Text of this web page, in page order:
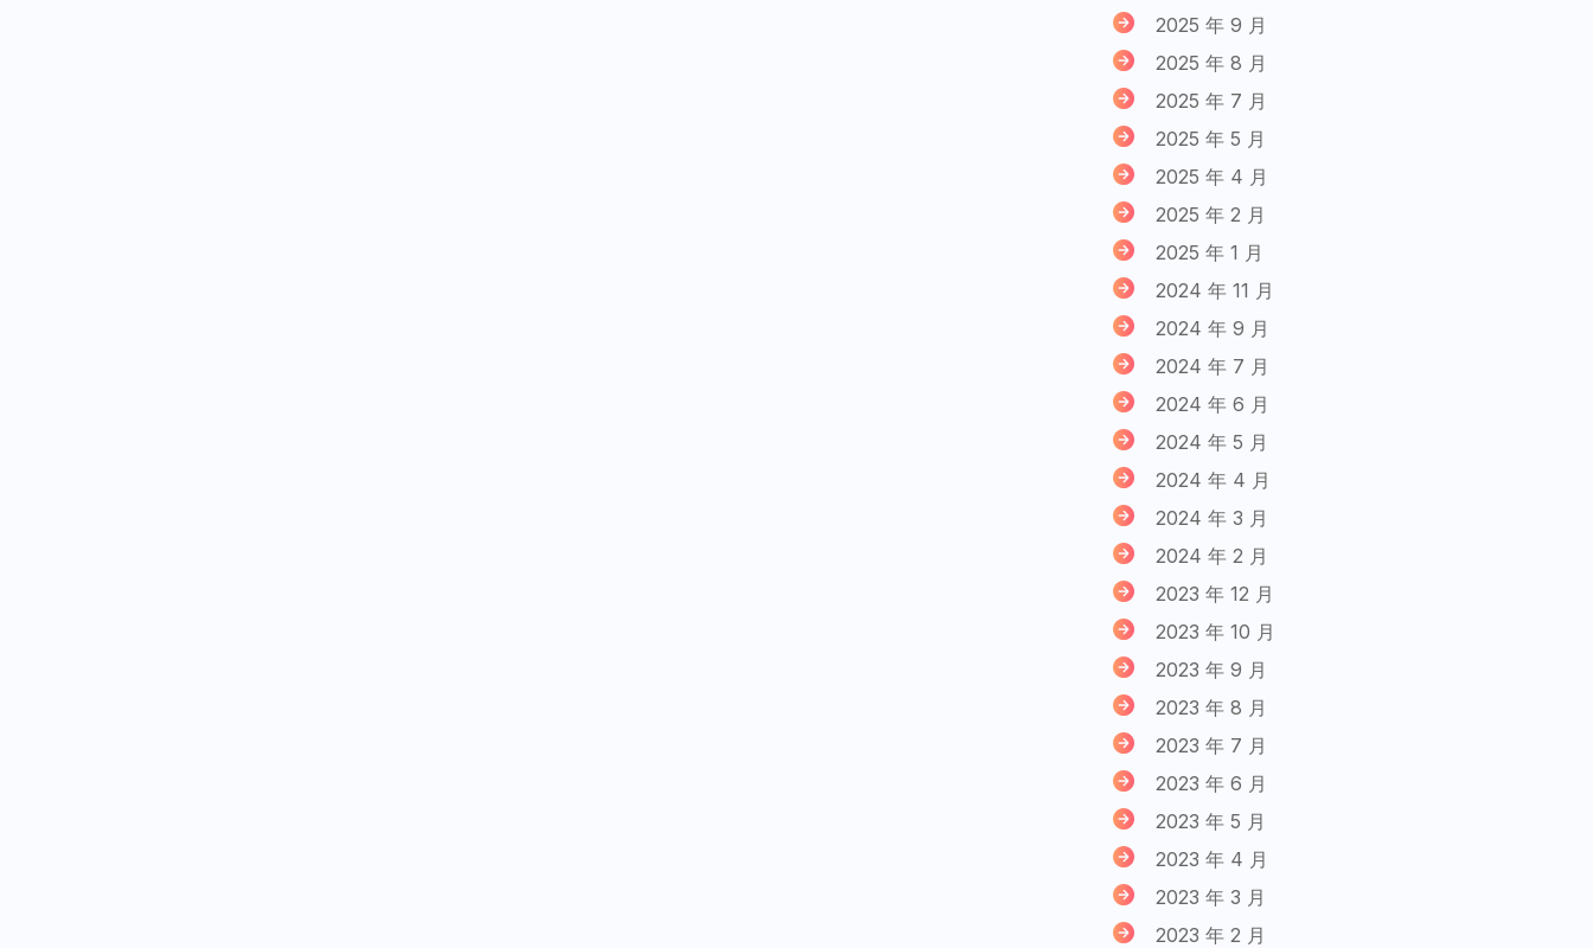
2025 年 9 月
2025 年 8 月
2025 年 7 月
2025 年 5 月
2025 年 4 月
2025 年 2 月
2025 年 1 月
2024 年 11 月
2024 年 9 月
2024 年 7 月
2024 年 6 月
2024 年 5 月
2024 年 4 月
2024 年 3 月
2024 年 2 月
2023 年 12 月
2023 年 10 月
2023 年 9 月
2023 年 8 月
2023 年 7 月
2023 年 6 月
2023 年 5 月
2023 年 4 月
2023 年 3 月
2023 年 2 月